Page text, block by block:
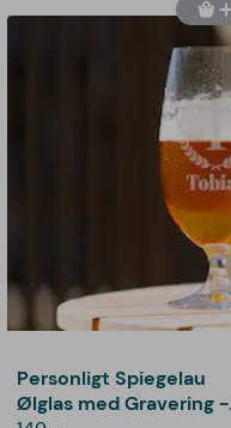
Personligt Spiegelau
Ølglas med Gravering -